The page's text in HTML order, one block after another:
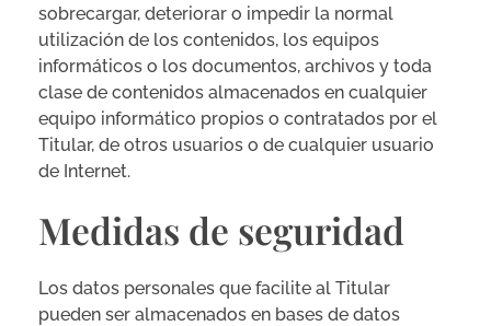
sobrecargar, deteriorar o impedir la normal
utilización de los contenidos, los equipos
informáticos o los documentos, archivos y toda
clase de contenidos almacenados en cualquier
equipo informático propios o contratados por el
Titular, de otros usuarios o de cualquier usuario
de Internet.
Medidas de seguridad
Los datos personales que facilite al Titular
pueden ser almacenados en bases de datos